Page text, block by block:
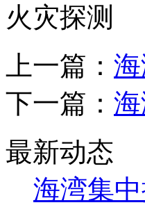
火灾探测
上一篇：
下一篇：
最新动态
海湾集